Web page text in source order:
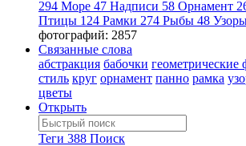
294 Море 47 Надписи 58 Орнамент
Птицы 124 Рамки 274 Рыбы 48
фотографий: 2857
Связанные слова
абстракция бабочки геометрические
стиль круг орнамент панно рамка
цветы
Открыть
Теги 388 Поиск